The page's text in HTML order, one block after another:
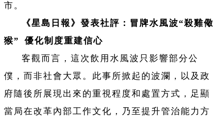
市。
《星島日報》發表社評：冒牌水風波“殺雞儆
猴” 優化制度重建信心
客觀而言，這次飲用水風波只影響部分公
僕，而非社會大眾。此事所掀起的波瀾，以及政
府隨後所展現出來的重視程度和處置方式，足顯
當局在改革內部工作文化，乃至提升管治能力方